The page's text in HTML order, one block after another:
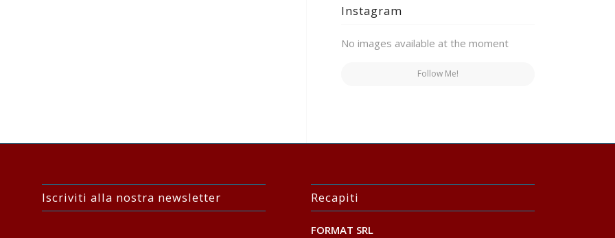
Instagram
No images available at the moment
Follow Me!
Iscriviti alla nostra newsletter Recapiti
FORMAT SRL